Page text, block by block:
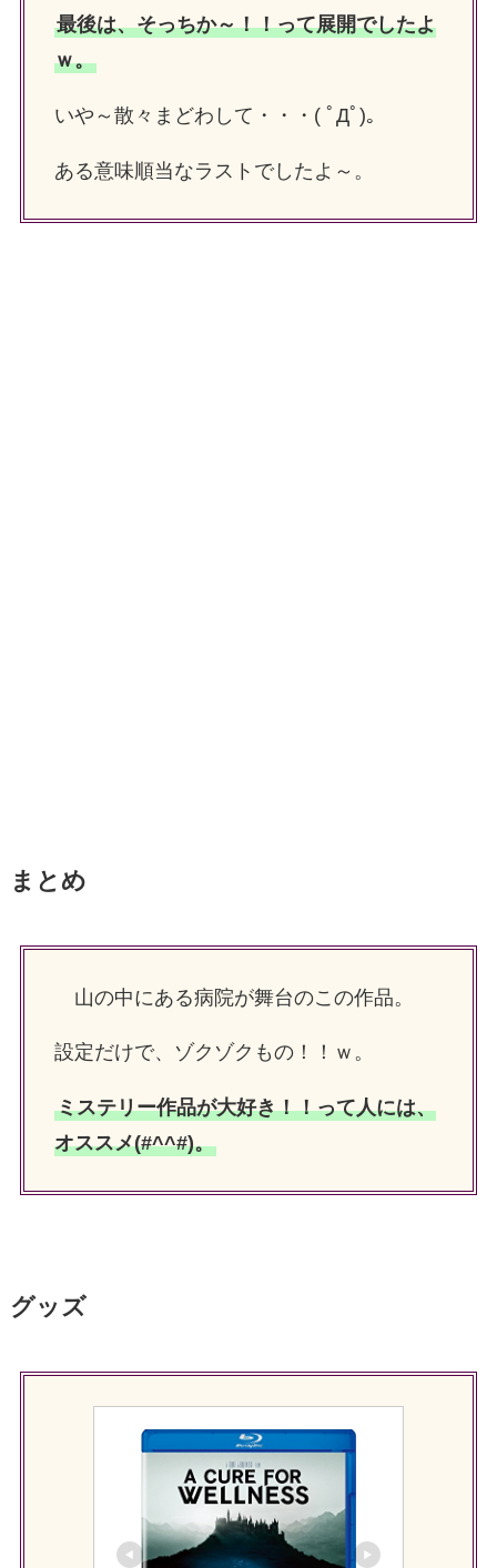
最後は、そっちか～！！って展開でしたよ
ｗ。
いや～散々まどわして・・・( ﾟДﾟ)。
ある意味順当なラストでしたよ～。
まとめ
山の中にある病院が舞台のこの作品。
設定だけで、ゾクゾクもの！！ｗ。
ミステリー作品が大好き！！って人には、
オススメ(#^^#)。
グッズ